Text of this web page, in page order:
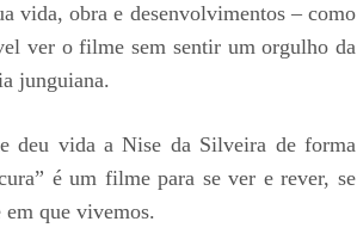
vida, obra e desenvolvimentos – como
ver o filme sem sentir um orgulho da
junguiana.
deu vida a Nise da Silveira de forma
é um filme para se ver e rever, se
em que vivemos.